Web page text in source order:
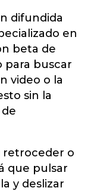
difundida
en
beta de
para buscar
video o la
sin la
retroceder o
que pulsar
y deslizar